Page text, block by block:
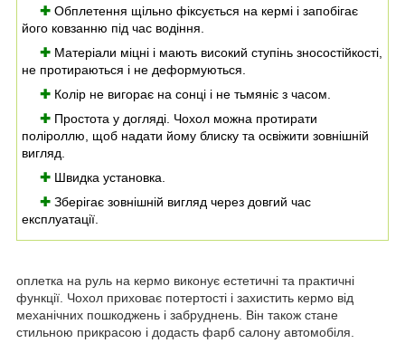
✚ Обплетення щільно фіксується на кермі і запобігає
його ковзанню під час водіння.
✚ Матеріали міцні і мають високий ступінь зносостійкості,
не протираються і не деформуються.
✚ Колір не вигорає на сонці і не тьмяніє з часом.
✚ Простота у догляді. Чохол можна протирати
поліроллю, щоб надати йому блиску та освіжити зовнішній
вигляд.
✚ Швидка установка.
✚ Зберігає зовнішній вигляд через довгий час
експлуатації.
оплетка на руль на кермо виконує естетичні та практичні
функції. Чохол приховає потертості і захистить кермо від
механічних пошкоджень і забруднень. Він також стане
стильною прикрасою і додасть фарб салону автомобіля.